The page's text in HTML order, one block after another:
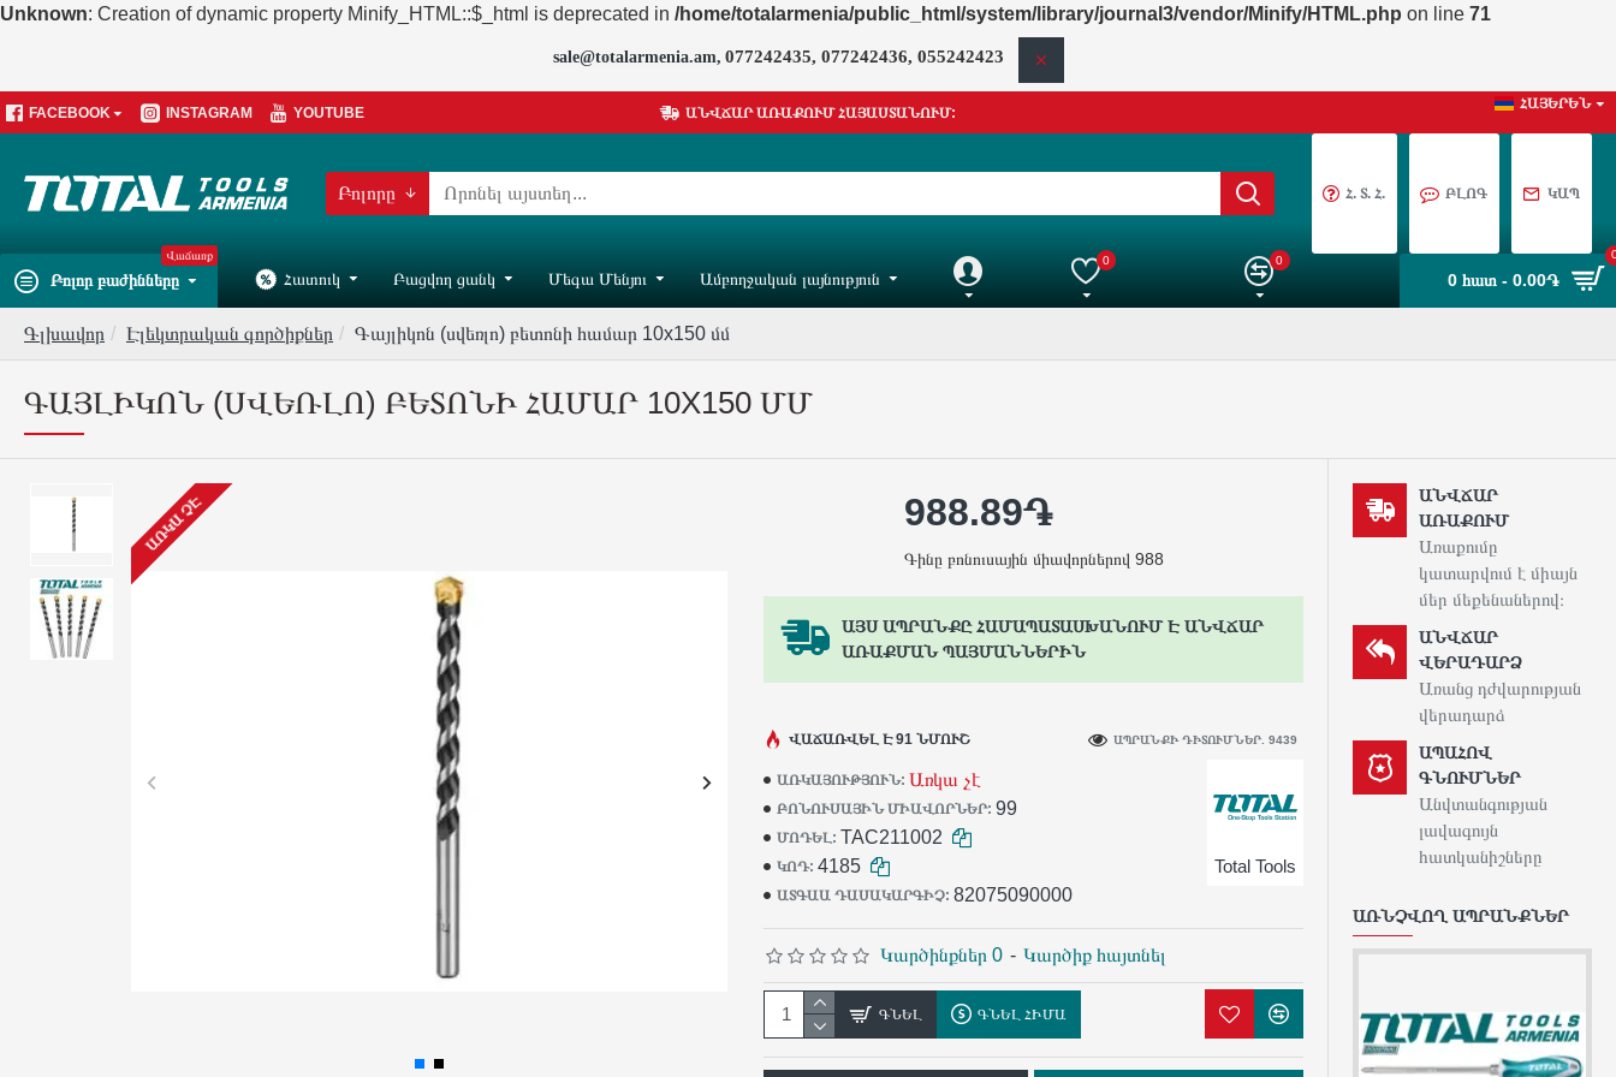
Unknown: Creation of dynamic property Minify_HTML::$_html is deprecated in /home/totalarmenia/public_html/system/library/journal3/vendor/Minify/HTML.php on line 71
sale@totalarmenia.am, 077242435, 077242436, 055242423
FACEBOOK INSTAGRAM YOUTUBE ԱՆՎՃԱՐ ԱՌԱՔՈՒՄ ՀԱՅԱՍՏԱՆՈՒՄ:
ՀԱՅԵՐԵՆ
Բոլորը Հ. Տ. Հ. ԲԼՈԳ ԿԱՊ
Բոլոր բաժինները
Վաճառք
Հատուկ Բացվող ցանկ Մեգա Մենյու Ամբողջական լայնություն
Հաշիվ Իմ ընտրանին
0
Ապրանքների Համեմատում
0
0 հատ - 0.00֏
Գլխավոր Էլեկտրական գործիքներ Գայլիկոն (սվեռլո) բետոնի համար 10x150 մմ
ԳԱՅԼԻԿՈՆ (ՍՎԵՌԼՈ) ԲԵՏՈՆԻ ՀԱՄԱՐ 10X150 ՄՄ
ԱՌԿԱ ՉԷ
ԱՅՍ ԱՊՐԱՆՔԸ ՀԱՄԱՊԱՏԱՍԽԱՆՈՒՄ Է ԱՆՎՃԱՐ
ԱՌԱՔՄԱՆ ՊԱՅՄԱՆՆԵՐԻՆ
ԱՌԿԱՅՈՒԹՅՈՒՆ: Առկա չէ
ԲՈՆՈՒՍԱՅԻՆ ՄԻԱՎՈՐՆԵՐ: 99
ՄՈԴԵԼ: TAC211002
ԿՈԴ: 4185
ԱՏԳԱԱ ԴԱՍԱԿԱՐԳԻՉ: 82075090000
Total Tools
ՎԱՃԱՌՎԵԼ Է 91 ՆՄՈՒՇ ԱՊՐԱՆՔԻ ԴԻՏՈՒՄՆԵՐ. 9439
Կարծինքներ 0 - Կարծիք հայտնել
988.89֏
Գինը բոնուսային միավորներով 988
ԳՆԵԼ ԳՆԵԼ ՀԻՄԱ
ԱՆՎՃԱՐ
ԱՌԱՔՈՒՄ
Առաքումը
կատարվում է միայն
մեր մեքենաներով։
ԱՆՎՃԱՐ
ՎԵՐԱԴԱՐՁ
Առանց դժվարության
վերադարձ
ԱՊԱՀՈՎ
ԳՆՈՒՄՆԵՐ
Անվտանգության
լավագույն
հատկանիշները
ԱՌՆՉՎՈՂ ԱՊՐԱՆՔՆԵՐ